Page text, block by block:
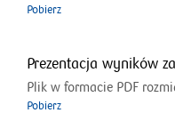
Pobierz
Prezentacja wyników
Plik w formacie PDF
Pobierz